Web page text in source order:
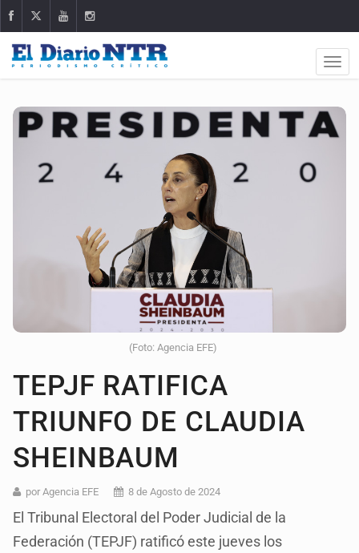
(Foto: Agencia EFE)
TEPJF RATIFICA
TRIUNFO DE CLAUDIA
SHEINBAUM
por Agencia EFE 8 de Agosto de 2024
El Tribunal Electoral del Poder Judicial de la
Federación (TEPJF) ratificó este jueves los